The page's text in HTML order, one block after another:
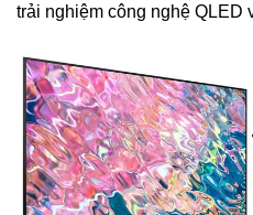
trải nghiệm công nghệ QLED